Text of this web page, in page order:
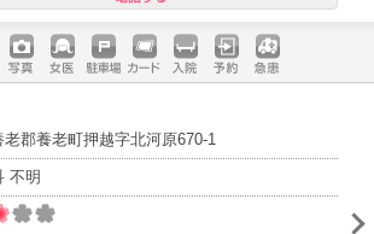
写真 女医 駐車場
クレジッ
入院 予約 急患
老郡養老町押越字北河原670-1
不明